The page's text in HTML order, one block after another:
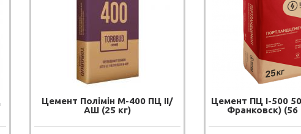
Цемент Полімін М-400 ПЦ ІІ/
АШ (25 кг)
Цемент ПЦ I-500
Франковск)